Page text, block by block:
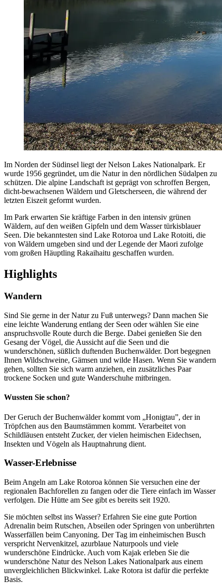
Im Norden der Südinsel liegt der Nelson Lakes Nationalpark. Er
wurde 1956 gegründet, um die Natur in den nördlichen Südalpen zu
schützen. Die alpine Landschaft ist geprägt von schroffen Bergen,
dicht-bewachsenen Wäldern und Gletscherseen, die während der
letzten Eiszeit geformt wurden.
Im Park erwarten Sie kräftige Farben in den intensiv grünen
Wäldern, auf den weißen Gipfeln und dem Wasser türkisblauer
Seen. Die bekanntesten sind Lake Rotoroa und Lake Rotoiti, die
von Wäldern umgeben sind und der Legende der Maori zufolge
vom großen Häuptling Rakaihaitu geschaffen wurden.
Highlights
Wandern
Sind Sie gerne in der Natur zu Fuß unterwegs? Dann machen Sie
eine leichte Wanderung entlang der Seen oder wählen Sie eine
anspruchsvolle Route durch die Berge. Dabei genießen Sie den
Gesang der Vögel, die Aussicht auf die Seen und die
wunderschönen, süßlich duftenden Buchenwälder. Dort begegnen
Ihnen Wildschweine, Gämsen und wilde Hasen. Wenn Sie wandern
gehen, sollten Sie sich warm anziehen, ein zusätzliches Paar
trockene Socken und gute Wanderschuhe mitbringen.
Wussten Sie schon?
Der Geruch der Buchenwälder kommt vom „Honigtau”, der in
Tröpfchen aus den Baumstämmen kommt. Verarbeitet von
Schildläusen entsteht Zucker, der vielen heimischen Eidechsen,
Insekten und Vögeln als Hauptnahrung dient.
Wasser-Erlebnisse
Beim Angeln am Lake Rotoroa können Sie versuchen eine der
regionalen Bachforellen zu fangen oder die Tiere einfach im Wasser
verfolgen. Die Hütte am See gibt es bereits seit 1920.
Sie möchten selbst ins Wasser? Erfahren Sie eine gute Portion
Adrenalin beim Rutschen, Abseilen oder Springen von unberührten
Wasserfällen beim Canyoning. Der Tag im einheimischen Busch
verspricht Nervenkitzel, azurblaue Naturpools und viele
wunderschöne Eindrücke. Auch vom Kajak erleben Sie die
wunderschöne Natur des Nelson Lakes Nationalpark aus einem
unvergleichlichen Blickwinkel. Lake Rotora ist dafür die perfekte
Basis.